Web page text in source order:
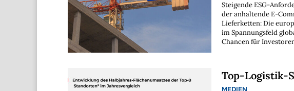
Steigende ESG-
der anhaltende E-
Lieferketten: Die
im Spannungsfeld
Chancen für
Top-Logistik-
MEDIEN